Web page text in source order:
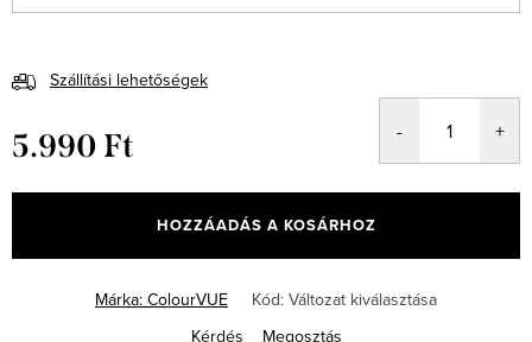
Szállítási lehetőségek
5.990 Ft
HOZZÁADÁS A KOSÁRHOZ
Márka: ColourVUE Kód: Változat kiválasztása
Kérdés
Megosztás